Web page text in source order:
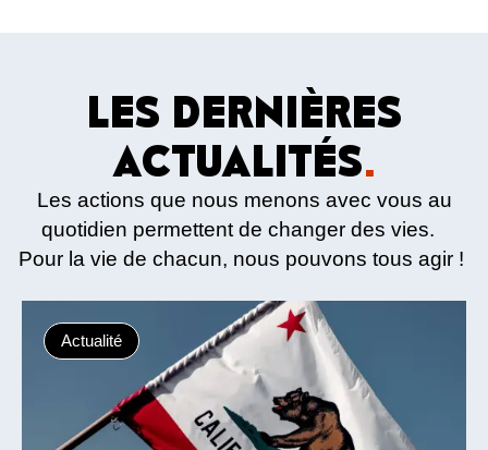
LES DERNIÈRES
ACTUALITÉS.
Les actions que nous menons avec vous au
quotidien permettent de changer des vies.
Pour la vie de chacun, nous pouvons tous agir !
Actualité